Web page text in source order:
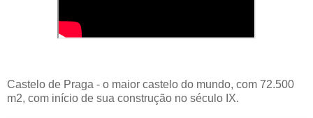
Castelo de Praga - o maior castelo do mundo, com 72.500
m2, com início de sua construção no século IX.